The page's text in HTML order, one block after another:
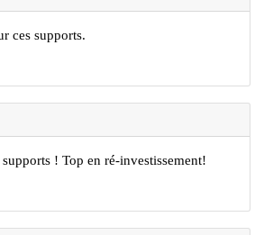
ces supports.
! Top en ré-investissement!